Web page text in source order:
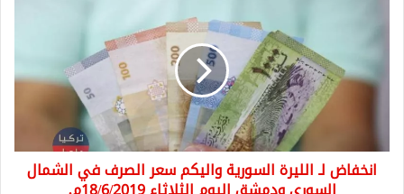
واليكم
سعر
الشمال
السوري
انخفاض لـ الليرة السورية واليكم سعر الصرف في الشمال